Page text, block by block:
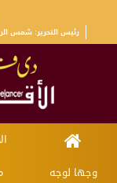
رئیس التحریر: شمس
وجها لوجه